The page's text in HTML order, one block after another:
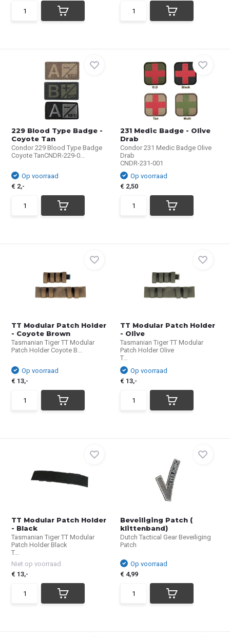
229 Blood Type Badge -
Coyote Tan
Condor 229 Blood Type Badge
Coyote TanCNDR-229-0...
Op voorraad
€ 2,-
231 Medic Badge - Olive
Drab
Condor 231 Medic Badge Olive
Drab
CNDR-231-001
Op voorraad
€ 2,50
TT Modular Patch Holder
- Coyote Brown
Tasmanian Tiger TT Modular
Patch Holder Coyote B...
Op voorraad
€ 13,-
TT Modular Patch Holder
- Olive
Tasmanian Tiger TT Modular
Patch Holder Olive
T...
Op voorraad
€ 13,-
TT Modular Patch Holder
- Black
Tasmanian Tiger TT Modular
Patch Holder Black
T...
Niet op voorraad
€ 13,-
Beveiliging Patch (
klittenband)
Dutch Tactical Gear Beveiliging
Patch
Op voorraad
€ 4,99